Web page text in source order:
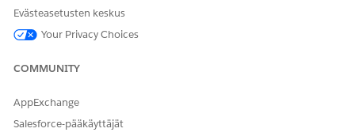
Omni-prosessit
Omni-prosessien kokoelmat
Omni-prosessin elementit
Omni-datan transformaatiot
Omni-käyttöliittymäkortit
Omni-käyttöliittymäkorttien kokoonpanot
Evästeasetusten keskus
Your Privacy Choices
COMMUNITY
AppExchange
Salesforce-pääkäyttäjät